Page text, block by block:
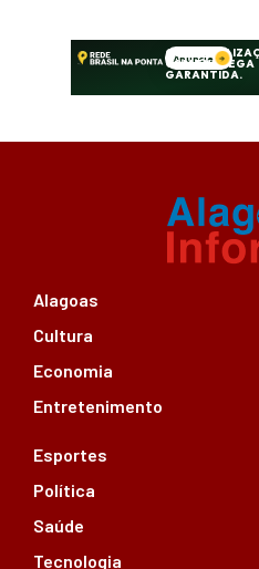
Alagoas
Cultura
Economia
Entretenimento
Esportes
Política
Saúde
Tecnologia